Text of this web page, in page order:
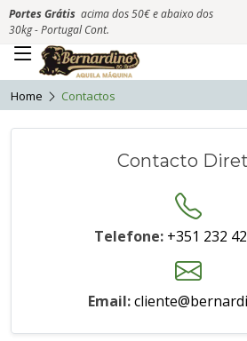
Portes Grátis acima dos 50€ e abaixo dos
30kg - Portugal Cont.
Home Contactos
Contacto
Telefone: +351 232
Email: